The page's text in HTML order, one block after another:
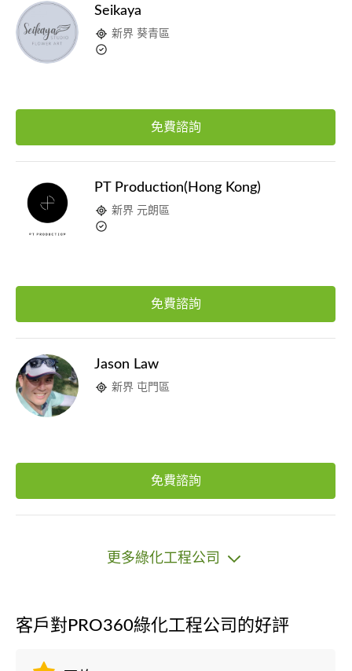
Seikaya
新界 葵青區
免費諮詢
PT Production(Hong Kong)
新界 元朗區
免費諮詢
Jason Law
新界 屯門區
免費諮詢
更多綠化工程公司
客戶對PRO360綠化工程公司的好評